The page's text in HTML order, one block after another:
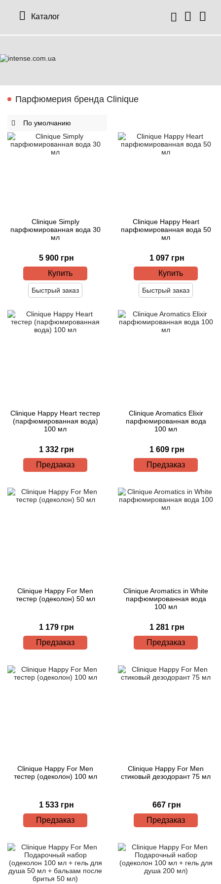
Каталог
Парфюмерия бренда Clinique
Clinique Simply
парфюмированная вода 30
мл
5 900 грн
Купить
Быстрый заказ
Clinique Happy Heart
парфюмированная вода 50
мл
1 097 грн
Купить
Быстрый заказ
Clinique Happy Heart тестер
(парфюмированная вода)
100 мл
1 332 грн
Предзаказ
Clinique Aromatics Elixir
парфюмированная вода
100 мл
1 609 грн
Предзаказ
Clinique Happy For Men
тестер (одеколон) 50 мл
1 179 грн
Предзаказ
Clinique Aromatics in White
парфюмированная вода
100 мл
1 281 грн
Предзаказ
Clinique Happy For Men
тестер (одеколон) 100 мл
1 533 грн
Предзаказ
Clinique Happy For Men
стиковый дезодорант 75 мл
667 грн
Предзаказ